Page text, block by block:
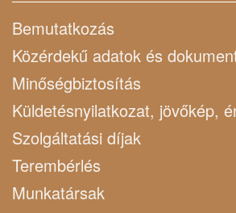
Bemutatkozás
Közérdekű adatok és
Minőségbiztosítás
Küldetésnyilatkozat, jövőkép,
Szolgáltatási díjak
Terembérlés
Munkatársak